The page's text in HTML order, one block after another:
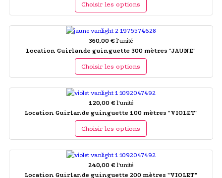
Choisir les options
360,00 € l'unité
Location Guirlande guinguette 300 mètres "JAUNE"
Choisir les options
120,00 € l'unité
Location Guirlande guinguette 100 mètres "VIOLET"
Choisir les options
240,00 € l'unité
Location Guirlande guinguette 200 mètres "VIOLET"